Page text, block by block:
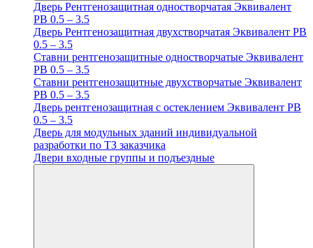
Дверь Рентгенозащитная одностворчатая Эквивалент
PB 0.5 – 3.5
Дверь Рентгенозащитная двухстворчатая Эквивалент PB
0.5 – 3.5
Ставни рентгенозащитные одностворчатые Эквивалент
PB 0.5 – 3.5
Ставни рентгенозащитные двухстворчатые Эквивалент
PB 0.5 – 3.5
Дверь рентгенозащитная с остеклением Эквивалент PB
0.5 – 3.5
Дверь для модульных зданий индивидуальной
разработки по ТЗ заказчика
Двери входные группы и подъездные